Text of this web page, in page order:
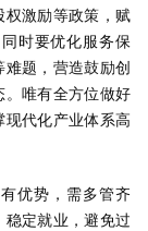
激励等政策，赋
时要优化服务保
题，营造鼓励创
唯有全方位做好
代化产业体系高
优势，需多管齐
定就业，避免过